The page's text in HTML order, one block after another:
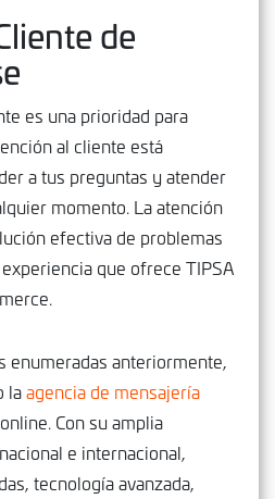
de
es una prioridad para
al cliente está
a tus preguntas y atender
momento. La atención
efectiva de problemas
que ofrece TIPSA
enumeradas anteriormente,
laagencia de mensajería
Con su amplia
e internacional,
tecnología avanzada,